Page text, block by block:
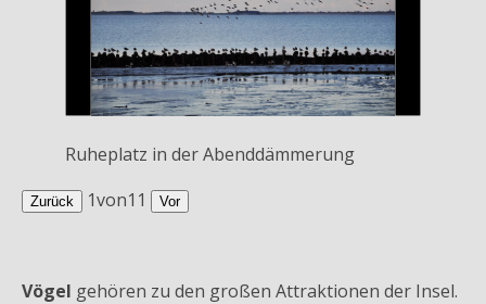
Ruheplatz in der Abenddämmerung
Zurück 1von11 Vor
Vögel gehören zu den großen Attraktionen der Insel.